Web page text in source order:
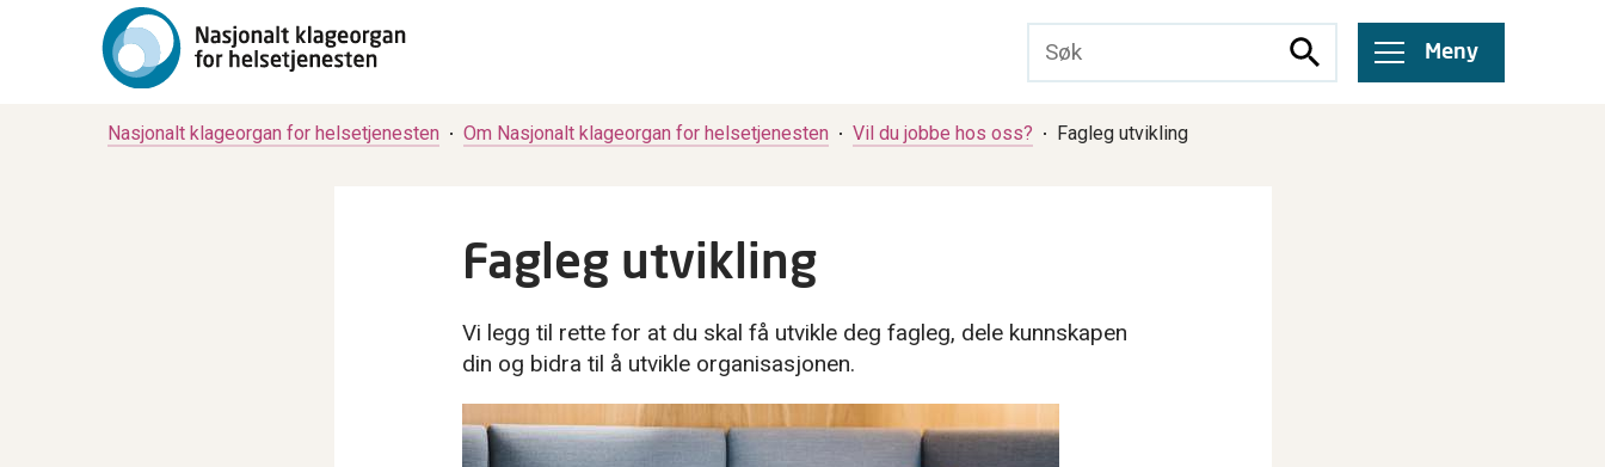
Meny
Nasjonalt klageorgan for helsetjenesten Om Nasjonalt klageorgan for helsetjenesten Vil du jobbe hos oss? Fagleg utvikling
Fagleg utvikling
Vi legg til rette for at du skal få utvikle deg fagleg, dele kunnskapen
din og bidra til å utvikle organisasjonen.